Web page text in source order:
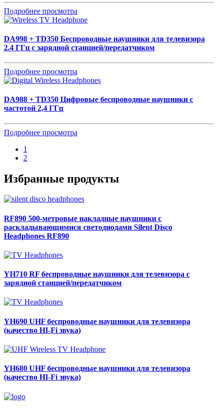
Подробнее просмотра
DA998 + TD350 Беспроводные наушники для телевизора
2.4 ГГц с зарядной станцией/передатчиком
Подробнее просмотра
DA988 + TD350 Цифровые беспроводные наушники с
частотой 2,4 ГГц
Подробнее просмотра
1
2
Избранные продукты
RF890 500-метровые накладные наушники с
раскладывающимися светодиодами Silent Disco
Headphones RF890
YH710 RF беспроводные наушники для телевизора с
зарядной станцией/передатчиком
YH690 UHF беспроводные наушники для телевизора
(качество HI-Fi звука)
YH680 UHF беспроводные наушники для телевизора
(качество HI-Fi звука)